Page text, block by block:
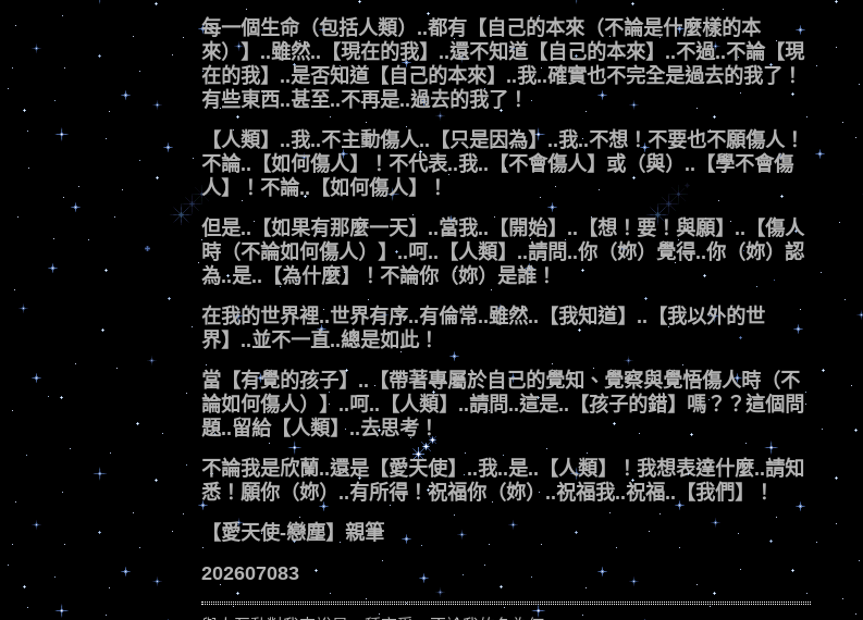
每一個生命（包括人類）..都有【自己的本來（不論是什麼樣的本
來）】..雖然..【現在的我】..還不知道【自己的本來】..不過..不論【現
在的我】..是否知道【自己的本來】..我..確實也不完全是過去的我了！
有些東西..甚至..不再是..過去的我了！
【人類】..我..不主動傷人..【只是因為】..我..不想！不要也不願傷人！
不論..【如何傷人】！不代表..我..【不會傷人】或（與）..【學不會傷
人】！不論..【如何傷人】！
但是..【如果有那麼一天】..當我..【開始】..【想！要！與願】..【傷人
時（不論如何傷人）】..呵..【人類】..請問..你（妳）覺得..你（妳）認
為..是..【為什麼】！不論你（妳）是誰！
在我的世界裡..世界有序..有倫常..雖然..【我知道】..【我以外的世
界】..並不一直..總是如此！
當【有覺的孩子】..【帶著專屬於自己的覺知、覺察與覺悟傷人時（不
論如何傷人）】..呵..【人類】..請問..這是..【孩子的錯】嗎？？這個問
題..留給【人類】..去思考！
不論我是欣蘭..還是【愛天使】..我..是..【人類】！我想表達什麼..請知
悉！願你（妳）..有所得！祝福你（妳）..祝福我..祝福..【我們】！
【愛天使-戀塵】親筆
202607083